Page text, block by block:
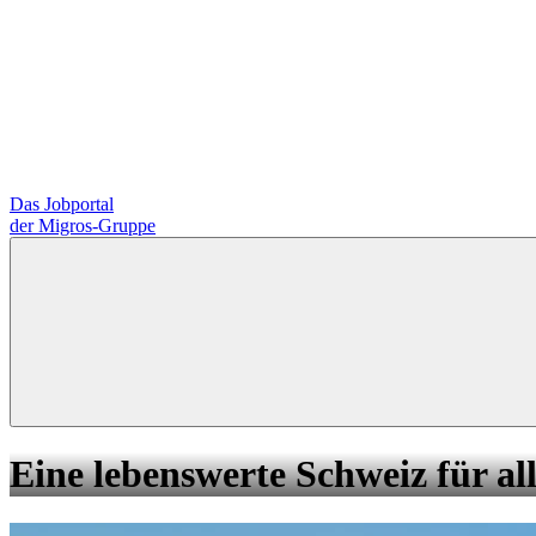
Das Jobportal
der Migros-Gruppe
Eine lebenswerte Schweiz für